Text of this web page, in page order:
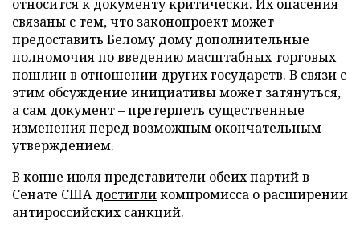
относится к документу критически. Их опасения
связаны с тем, что законопроект может
предоставить Белому дому дополнительные
полномочия по введению масштабных торговых
пошлин в отношении других государств. В связи с
этим обсуждение инициативы может затянуться,
а сам документ – претерпеть существенные
изменения перед возможным окончательным
утверждением.
В конце июля представители обеих партий в
Сенате СШАдостигликомпромисса о расширении
антироссийских санкций.